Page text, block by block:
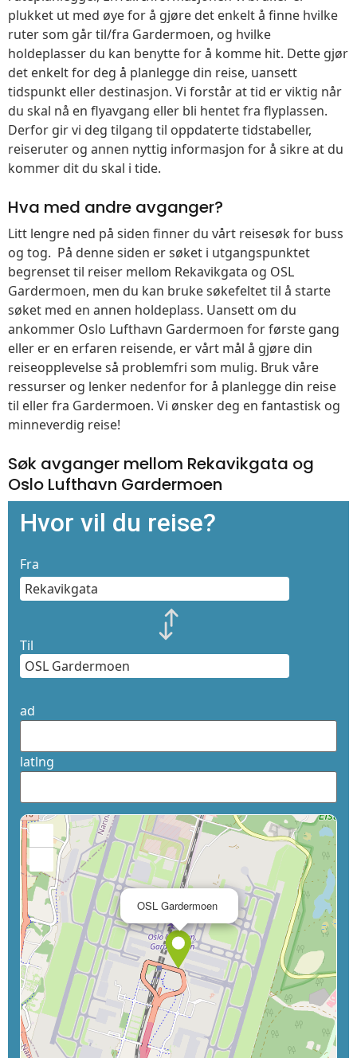
plukket ut med øye for å gjøre det enkelt å finne hvilke
ruter som går til/fra Gardermoen, og hvilke
holdeplasser du kan benytte for å komme hit. Dette gjør
det enkelt for deg å planlegge din reise, uansett
tidspunkt eller destinasjon. Vi forstår at tid er viktig når
du skal nå en flyavgang eller bli hentet fra flyplassen.
Derfor gir vi deg tilgang til oppdaterte tidstabeller,
reiseruter og annen nyttig informasjon for å sikre at du
kommer dit du skal i tide.
Hva med andre avganger?
Litt lengre ned på siden finner du vårt reisesøk for buss
og tog. På denne siden er søket i utgangspunktet
begrenset til reiser mellom Rekavikgata og OSL
Gardermoen, men du kan bruke søkefeltet til å starte
søket med en annen holdeplass. Uansett om du
ankommer Oslo Lufthavn Gardermoen for første gang
eller er en erfaren reisende, er vårt mål å gjøre din
reiseopplevelse så problemfri som mulig. Bruk våre
ressurser og lenker nedenfor for å planlegge din reise
til eller fra Gardermoen. Vi ønsker deg en fantastisk og
minneverdig reise!
Søk avganger mellom Rekavikgata og
Oslo Lufthavn Gardermoen
Hvor vil du reise?
Fra
Til
ad
latlng
OSL Gardermoen